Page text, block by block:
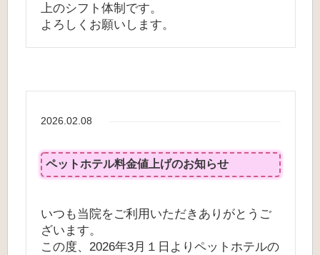
上のシフト体制です。
よろしくお願いします。
2026.02.08
ペットホテル料金値上げのお知らせ
いつも当院をご利用いただきありがとうご
ざいます。
この度、2026年3月１日よりペットホテルの